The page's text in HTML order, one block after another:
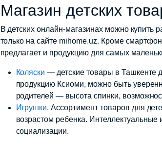
Магазин детских
В детских онлайн-магазинах можно купить
только на сайте mihome.uz. Кроме
предлагает и продукцию для самых
Коляски — детские товары в Ташкенте
продукцию Ксиоми, можно быть
родителей — высота спинки,
Игрушки. Ассортимент товаров для
возрастом ребенка.
социализации.